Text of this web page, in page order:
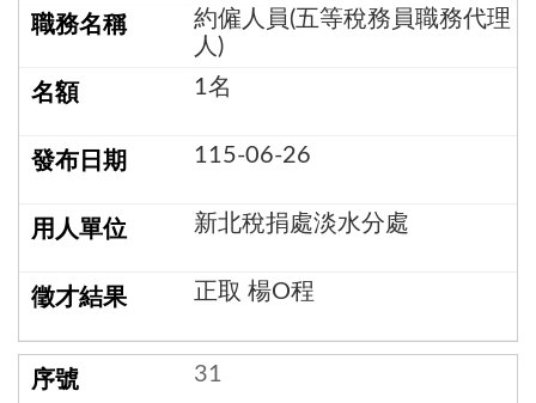
約僱人員(五等稅務員職務代理
人)
1名
115-06-26
新北稅捐處淡水分處
正取 楊O程
31